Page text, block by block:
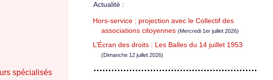
spécialisés
Actualité :
Hors-service : projection avec le Collectif des
associations citoyennes (Mercredi 1er juillet 2026)
L’Écran des droits : Les Balles du 14 juillet 1953
(Dimanche 12 juillet 2026)